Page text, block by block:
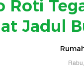
Roti
Jadul